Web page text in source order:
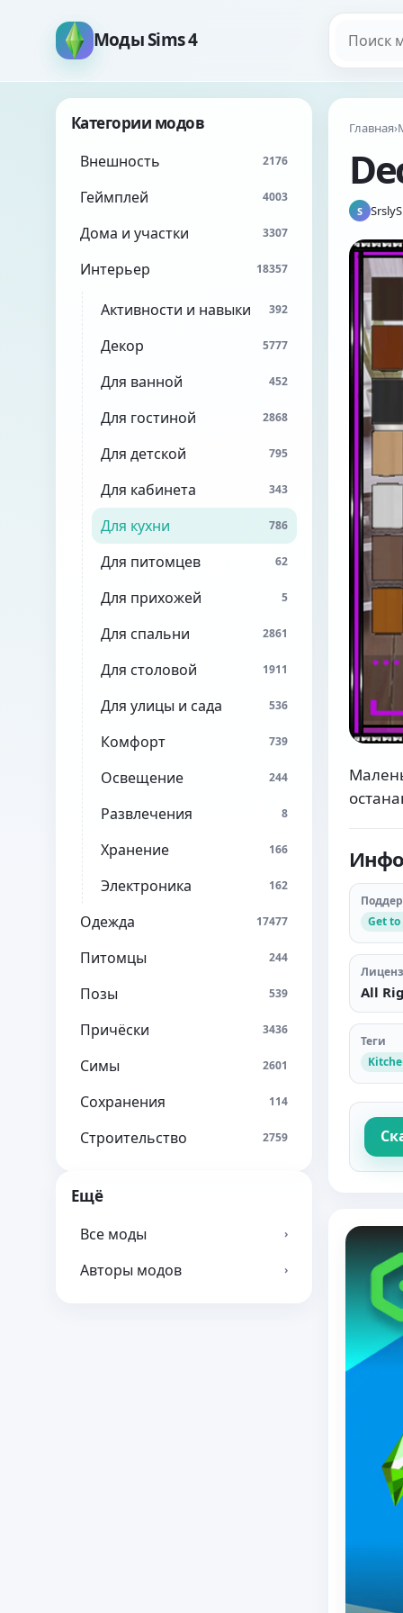
Моды Sims 4
Категории модов
Внешность 2176
Геймплей 4003
Дома и участки 3307
Интерьер 18357
Активности и навыки 392
Декор 5777
Для ванной 452
Для гостиной 2868
Для детской 795
Для кабинета 343
Для кухни 786
Для питомцев 62
Для прихожей 5
Для спальни 2861
Для столовой 1911
Для улицы и сада 536
Комфорт 739
Освещение 244
Развлечения 8
Хранение 166
Электроника 162
Одежда 17477
Питомцы 244
Позы 539
Причёски 3436
Симы 2601
Сохранения 114
Строительство 2759
Ещё
Все моды ›
Авторы модов ›
Главная›
S
Get to
All
Теги